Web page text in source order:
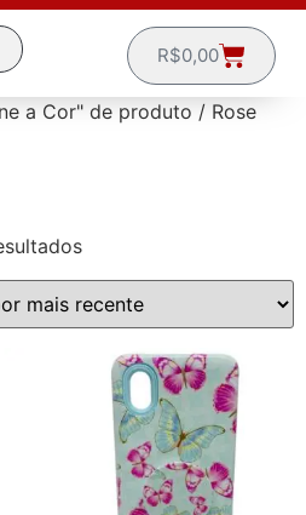
R$0,00
a Cor" de produto / Rose